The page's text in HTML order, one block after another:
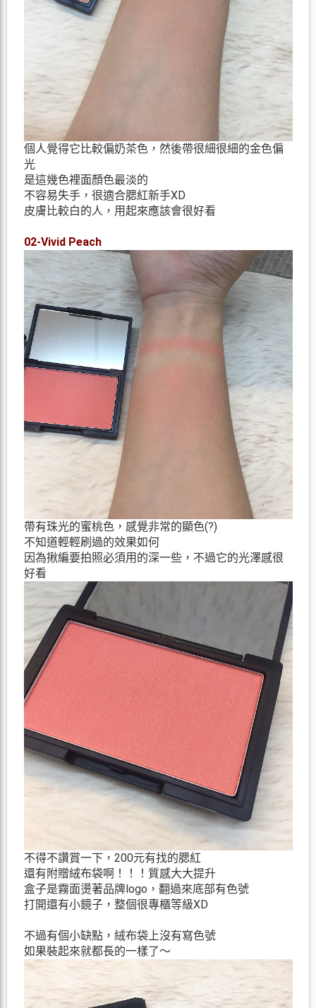
個人覺得它比較偏奶茶色，然後帶很細很細的金色偏
光
是這幾色裡面顏色最淡的
不容易失手，很適合腮紅新手XD
皮膚比較白的人，用起來應該會很好看
02-Vivid Peach
帶有珠光的蜜桃色，感覺非常的顯色(?)
不知道輕輕刷過的效果如何
因為揪編要拍照必須用的深一些，不過它的光澤感很
好看
不得不讚賞一下，200元有找的腮紅
還有附贈絨布袋啊！！！質感大大提升
盒子是霧面燙著品牌logo，翻過來底部有色號
打開還有小鏡子，整個很專櫃等級XD
不過有個小缺點，絨布袋上沒有寫色號
如果裝起來就都長的一樣了～